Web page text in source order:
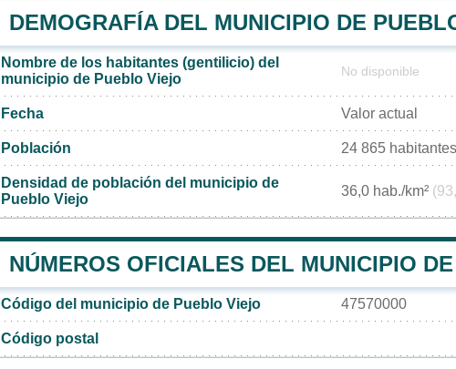
DEMOGRAFÍA DEL MUNICIPIO DE
Nombre de los habitantes (gentilicio) del
municipio de Pueblo Viejo
No disponible
Fecha Valor actual
Población 24 865 habitantes
Densidad de población del municipio de
Pueblo Viejo
36,0 hab./km²
NÚMEROS OFICIALES DEL MUNICIPIO
Código del municipio de Pueblo Viejo 47570000
Código postal